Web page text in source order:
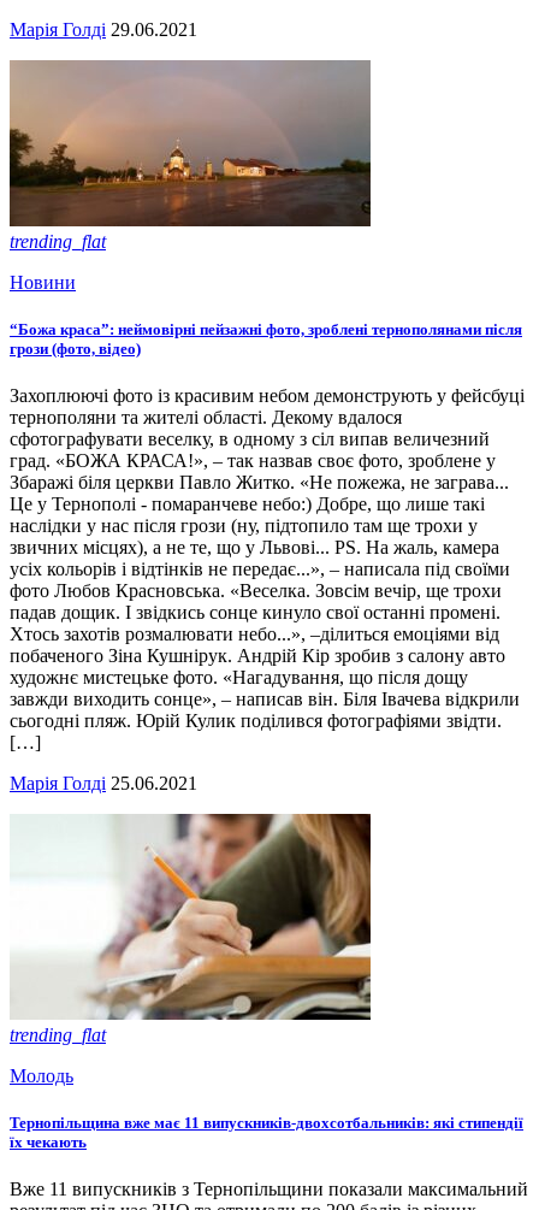
Марія Голді 29.06.2021
trending_flat
Новини
“Божа краса”: неймовірні пейзажні фото, зроблені тернополянами після
грози (фото, відео)
Захоплюючі фото із красивим небом демонструють у фейсбуці
тернополяни та жителі області. Декому вдалося
сфотографувати веселку, в одному з сіл випав величезний
град. «БОЖА КРАСА!», – так назвав своє фото, зроблене у
Збаражі біля церкви Павло Житко. «Не пожежа, не заграва...
Це у Тернополі - помаранчеве небо:) Добре, що лише такі
наслідки у нас після грози (ну, підтопило там ще трохи у
звичних місцях), а не те, що у Львові... РS. На жаль, камера
усіх кольорів і відтінків не передає...», – написала під своїми
фото Любов Красновська. «Веселка. Зовсім вечір, ще трохи
падав дощик. І звідкись сонце кинуло свої останні промені.
Хтось захотів розмалювати небо...», –ділиться емоціями від
побаченого Зіна Кушнірук. Андрій Кір зробив з салону авто
художнє мистецьке фото. «Нагадування, що після дощу
завжди виходить сонце», – написав він. Біля Івачева відкрили
сьогодні пляж. Юрій Кулик поділився фотографіями звідти.
[…]
Марія Голді 25.06.2021
trending_flat
Молодь
Тернопільщина вже має 11 випускників-двохсотбальників: які стипендії
їх чекають
Вже 11 випускників з Тернопільщини показали максимальний